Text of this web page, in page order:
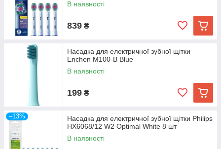
В наявності
839 ₴
Насадка для електричної зубної щітки
Enchen M100-B Blue
В наявності
199 ₴
–13%
Насадка для електричної зубної щітки Philips
HX6068/12 W2 Optimal White 8 шт
В наявності